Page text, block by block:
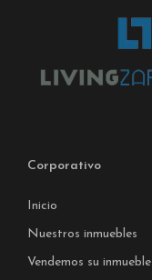
Corporativo
Inicio
Nuestros inmuebles
Vendemos su inmueble